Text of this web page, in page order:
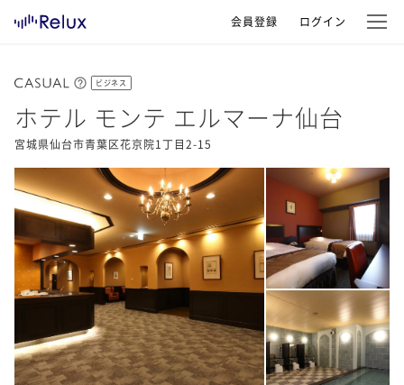
会員登録 ログイン
ビジネス
ホテル モンテ エルマーナ仙台
宮城県仙台市青葉区花京院1丁目2-15